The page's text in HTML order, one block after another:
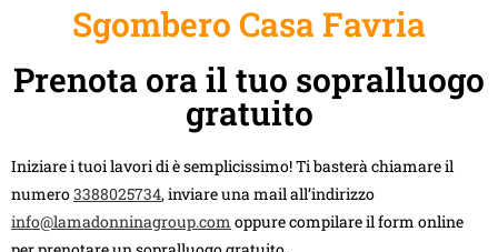
Sgombero Casa Favria
Prenota ora il tuo sopralluogo
gratuito
Iniziare i tuoi lavori di è semplicissimo! Ti basterà chiamare il
numero3388025734, inviare una mail all’indirizzo
info@lamadonninagroup.com oppure compilare il form online